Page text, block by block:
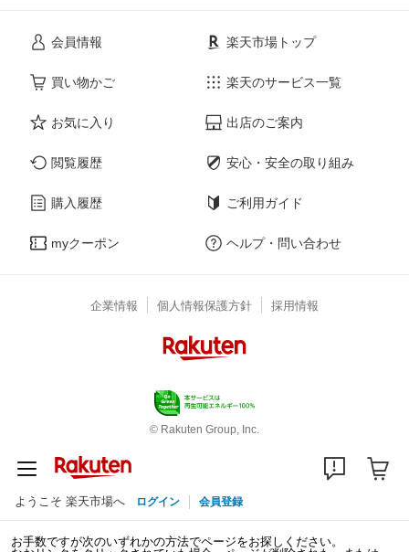
会員情報
買い物かご
お気に入り
閲覧履歴
購入履歴
myクーポン
楽天市場トップ
楽天のサービス一覧
出店のご案内
安心・安全の取り組み
ご利用ガイド
ヘルプ・問い合わせ
企業情報 個人情報保護方針 採用情報
© Rakuten Group, Inc.
ようこそ 楽天市場へ ログイン 会員登録
お手数ですが次のいずれかの方法でページをお探しください。